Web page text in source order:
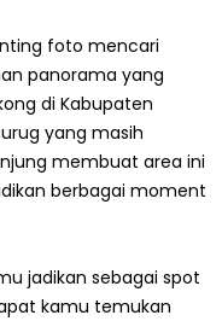
foto mencari
panorama yang
di Kabupaten
yang masih
membuat area ini
berbagai moment
jadikan sebagai spot
kamu temukan